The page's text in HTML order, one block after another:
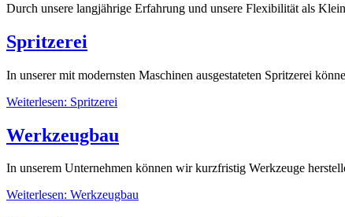
Durch unsere langjährige Erfahrung und unsere Flexibilität als
Spritzerei
In unserer mit modernsten Maschinen ausgestateten Spritzerei
Weiterlesen: Spritzerei
Werkzeugbau
In unserem Unternehmen können wir kurzfristig Werkzeuge
Weiterlesen: Werkzeugbau